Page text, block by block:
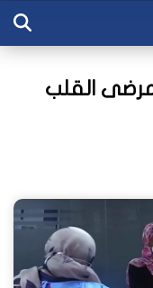
مرضى القلب